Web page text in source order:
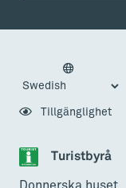
Turistbyrå
Tillgänglighet